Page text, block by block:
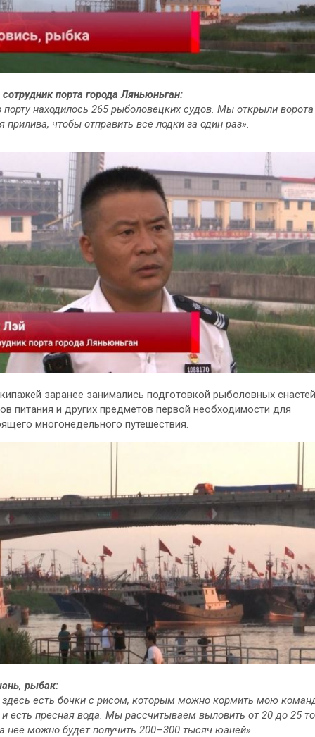
порта города Ляньюньган:
порту находилось 265 рыболовецких судов. Мы открыли
прилива, чтобы отправить все лодки за один раз».
заранее занимались подготовкой рыболовных
питания и других предметов первой необходимости для
многонедельного путешествия.
рыбак:
есть бочки с рисом, которым можно кормить мою
есть пресная вода. Мы рассчитываем выловить от 20 до 25
неё можно будет получить 200–300 тысяч юаней».